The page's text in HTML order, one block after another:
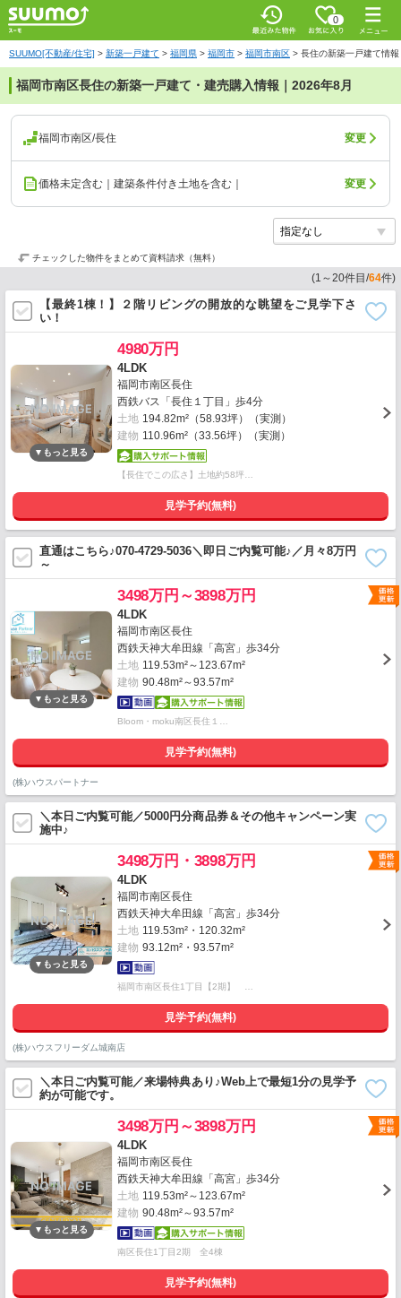
0
SUUMO[不動産/住宅] > 新築一戸建て > 福岡県 > 福岡市 > 福岡市南区 > 長住の新築一戸建て情報
福岡市南区長住の新築一戸建て・建売購入情報｜2026年8月
福岡市南区/長住 変更
価格未定含む｜建築条件付き土地を含む｜ 変更
チェックした物件をまとめて資料請求（無料）
(1 ～20件目/64件)
【最終1棟！】２階リビングの開放的な眺望をご見学下さ
い！
4980万円
4LDK
福岡市南区長住
西鉄バス「長住１丁目」歩4分
土地 194.82m²（58.93坪）（実測）
建物 110.96m²（33.56坪）（実測）
【長住でこの広さ】土地約58坪…
見学予約(無料)
直通はこちら♪070-4729-5036＼即日ご内覧可能♪／月々8万円
～
3498万円～3898万円
4LDK
福岡市南区長住
西鉄天神大牟田線「高宮」歩34分
土地 119.53m²～123.67m²
建物 90.48m²～93.57m²
Bloom・moku南区長住１…
見学予約(無料)
(株)ハウスパートナー
＼本日ご内覧可能／5000円分商品券＆その他キャンペーン実
施中♪
3498万円・3898万円
4LDK
福岡市南区長住
西鉄天神大牟田線「高宮」歩34分
土地 119.53m²・120.32m²
建物 93.12m²・93.57m²
福岡市南区長住1丁目【2期】 …
見学予約(無料)
(株)ハウスフリーダム城南店
＼本日ご内覧可能／来場特典あり♪Web上で最短1分の見学予
約が可能です。
3498万円～3898万円
4LDK
福岡市南区長住
西鉄天神大牟田線「高宮」歩34分
土地 119.53m²～123.67m²
建物 90.48m²～93.57m²
南区長住1丁目2期 全4棟
見学予約(無料)